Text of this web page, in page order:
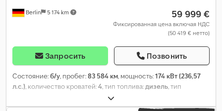
Berlin 5 174 km 59 999 €
Фиксированная цена включая НДС
(50 419 € нетто)
Запросить Позвонить
Состояние:б/у, пробег:83 584 км, мощность:174 кВт (236,57
л.с.) , количество кроватей:4 , тип топлива:дизель , тип
, цвет:
07/2022, класс выбросов:Евро 6, общий вес:3 100 кг,